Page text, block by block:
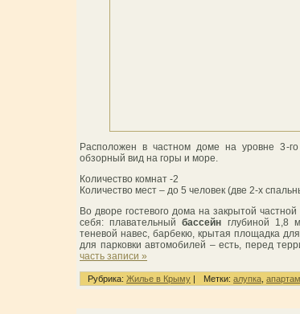
Расположен в частном доме на уровне 3-
обзорный вид на горы и море.
Количество комнат -2
Количество мест – до 5 человек (две 2-х
Во дворе гостевого дома на закрытой
себя: плавательныйбассейн глубиной 1,8
теневой навес, барбекю, крытая площадка
для парковки автомобилей – есть, перед
часть записи »
Рубрика: Жилье в Крыму Метки: алупка,